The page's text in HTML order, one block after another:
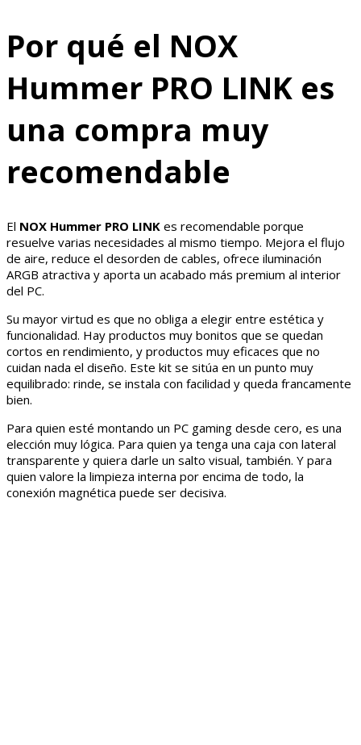
Por qué el NOX
Hummer PRO LINK es
una compra muy
recomendable
El NOX Hummer PRO LINK es recomendable porque
resuelve varias necesidades al mismo tiempo. Mejora el flujo
de aire, reduce el desorden de cables, ofrece iluminación
ARGB atractiva y aporta un acabado más premium al interior
del PC.
Su mayor virtud es que no obliga a elegir entre estética y
funcionalidad. Hay productos muy bonitos que se quedan
cortos en rendimiento, y productos muy eficaces que no
cuidan nada el diseño. Este kit se sitúa en un punto muy
equilibrado: rinde, se instala con facilidad y queda francamente
bien.
Para quien esté montando un PC gaming desde cero, es una
elección muy lógica. Para quien ya tenga una caja con lateral
transparente y quiera darle un salto visual, también. Y para
quien valore la limpieza interna por encima de todo, la
conexión magnética puede ser decisiva.